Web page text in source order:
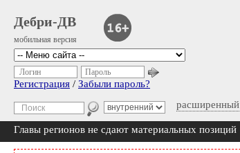
Дебри-ДВ
мобильная версия
расширенный
Логин Пароль
Регистрация / Забыли пароль?
Главы регионов не сдают материальных позиций